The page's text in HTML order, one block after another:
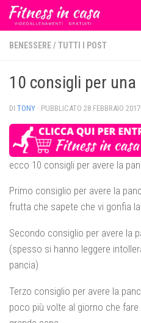
Salta al contenuto
BENESSERE/ TUTTI I POST
10 consigli per
DI TONY · PUBBLICATO 28 FEBBRAIO 2017
ecco 10 consigli per avere la
Primo consiglio per avere la
frutta che sapete che vi gonfia
Secondo consiglio per avere la
(spesso si hanno leggere
pancia)
Terzo consiglio per avere la
poco più volte al giorno che